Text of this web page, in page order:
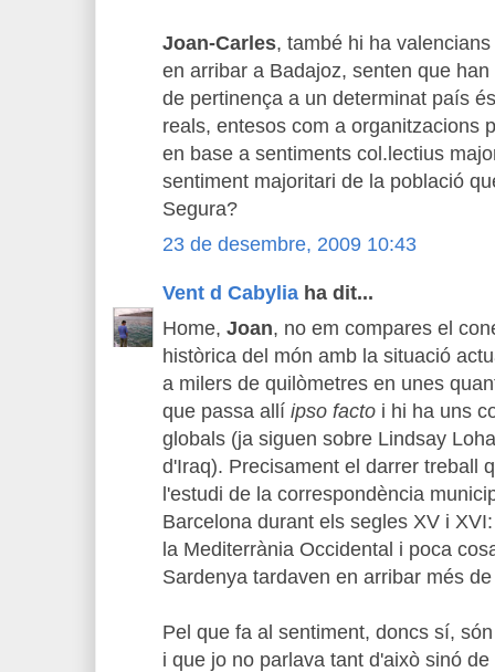
Joan-Carles, també hi ha
en arribar a Badajoz, senten que
de pertinença a un determinat país
reals, entesos com a organitzacions
en base a sentiments col.lectius
sentiment majoritari de la població
Segura?
23 de desembre, 2009 10:43
Vent d Cabylia ha dit...
Home, Joan, no em compares el
històrica del món amb la situació
a milers de quilòmetres en unes
que passa allí ipso facto i hi ha uns
globals (ja siguen sobre Lindsay
d'Iraq). Precisament el darrer treball
l'estudi de la correspondència
Barcelona durant els segles XV i
la Mediterrània Occidental i poca
Sardenya tardaven en arribar més
Pel que fa al sentiment, doncs sí,
i que jo no parlava tant d'això sinó